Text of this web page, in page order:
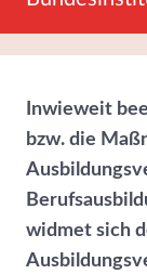
Inwieweit
bzw. die
widmet sich